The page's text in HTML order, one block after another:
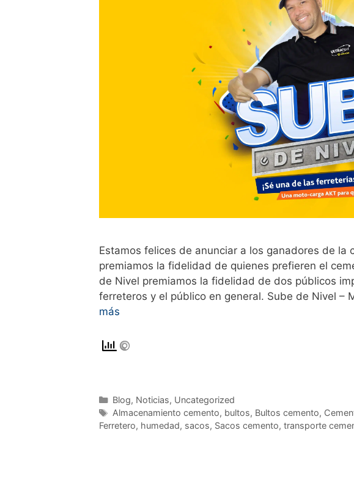
Estamos felices de anunciar a los ganadores de la
premiamos la fidelidad de quienes prefieren el
de Nivel premiamos la fidelidad de dos públicos
ferreteros y el público en general. Sube de Nivel –
más
Blog, Noticias, Uncategorized
Almacenamiento cemento, bultos, Bultos cemento,
Ferretero, humedad, sacos, Sacos cemento, transporte